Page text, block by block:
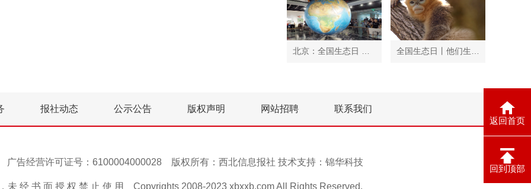
返回首页
回到顶部
报社动态 公示公告 版权声明 网站招聘 联系我们
告经营许可证号：6100004000028 版权所有：西北信息报社 技术支持： 锦华科技
未 经 书 面 授 权 禁 止 使 用 Copyrights 2008-2023 xbxxb.com All Rights Reserved.